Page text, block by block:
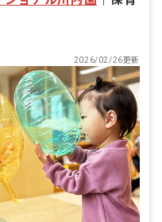
ますので英語スキルに自信
ください。 ■クラス編
ス 6名 1歳児クラス 6
ス 7名 3歳児クラス 6名
7名 5歳児クラス 8名 ■
の基礎を築いていく「保
やスキルをつけ自信や意欲
「教育」。カラーズでは両
よく融合しながら、自由に
すことができる環境づく
ています。また、英語保育
リキュラムを通して可能性
手助けを行なっています。
2026/02/26更新